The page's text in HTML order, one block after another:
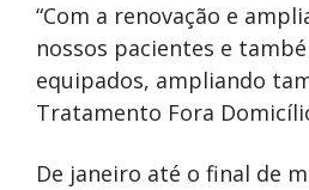
“Com a renovação e
nossos pacientes e
equipados, ampliando
Tratamento Fora
De janeiro até o final de